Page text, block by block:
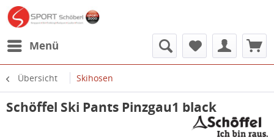
Menü
Übersicht Skihosen
Schöffel Ski Pants Pinzgau1 black